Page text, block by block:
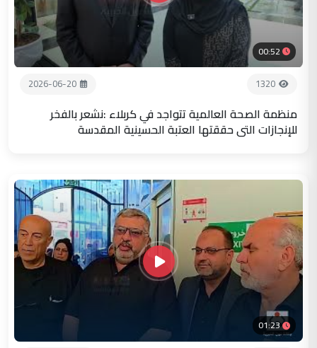
00:52
1320
2026-06-20
منظمة الصحة العالمية تتواجد في كربلاء :نشعر بالفخر
للإنجازات التي حققتها العتبة الحسينية المقدسة
01:23